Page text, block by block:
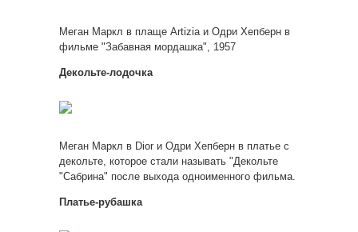
Меган Маркл в плаще Artizia и Одри Хепберн в
фильме "Забавная мордашка", 1957
Декольте-лодочка
Меган Маркл в Dior и Одри Хепберн в платье с
декольте, которое стали называть "Декольте
"Сабрина" после выхода одноименного фильма.
Платье-рубашка